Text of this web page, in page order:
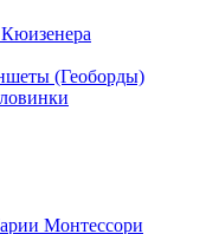
(Геоборды)